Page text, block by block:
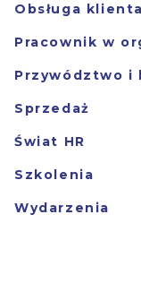
Obsługa klienta
Pracownik w
Przywództwo i
Sprzedaż
Świat HR
Szkolenia
Wydarzenia